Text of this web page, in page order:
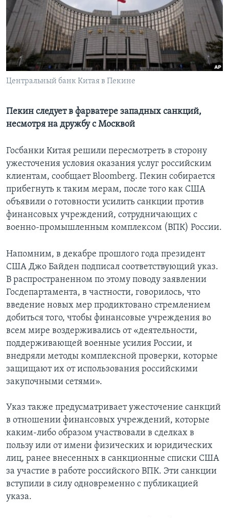
Learning English
СОЦИАЛЬНЫЕ СЕТИ
Центральный банк Китая в Пекине
Пекин следует в фарватере западных санкций,
несмотря на дружбу с Москвой
Госбанки Китая решили пересмотреть в сторону
ужесточения условия оказания услуг российским
клиентам, сообщает Bloomberg. Пекин собирается
прибегнуть к таким мерам, после того как США
объявили о готовности усилить санкции против
финансовых учреждений, сотрудничающих с
военно-промышленным комплексом (ВПК) России.
Напомним, в декабре прошлого года президент
США Джо Байден подписал соответствующий указ.
В распространенном по этому поводу заявлении
Госдепартамента, в частности, говорилось, что
введение новых мер продиктовано стремлением
добиться того, чтобы финансовые учреждения во
всем мире воздерживались от «деятельности,
поддерживающей военные усилия России, и
внедряли методы комплексной проверки, которые
защищают их от использования российскими
закупочными сетями».
Указ также предусматривает ужесточение санкций
в отношении финансовых учреждений, которые
каким-либо образом участвовали в сделках в
пользу или от имени физических и юридических
лиц, ранее внесенных в санкционные списки США
за участие в работе российского ВПК. Эти санкции
вступили в силу одновременно с публикацией
указа.